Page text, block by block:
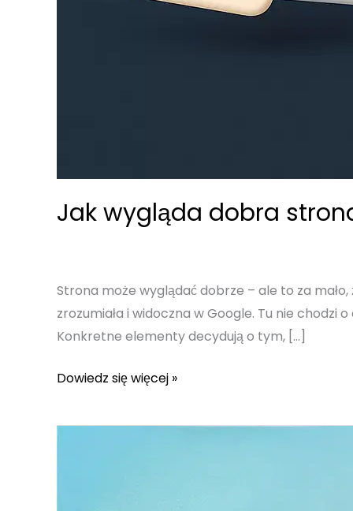
Jak wygląda dobra
Strona może wyglądać dobrze – ale to za
zrozumiała i widoczna w Google. Tu nie chodzi
Konkretne elementy decydują o tym, […]
Jak
dobra
Dowiedz się więcej »